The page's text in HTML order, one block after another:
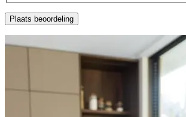
Plaats beoordeling